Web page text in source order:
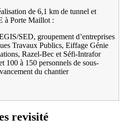
de 6,1 km de tunnel et
à Porte Maillot :
SED, groupement d’entreprises
Travaux Publics, Eiffage Génie
Razel-Bec et Séfi-Intrafor
100 à 150 personnels de sous-
du chantier
revisité